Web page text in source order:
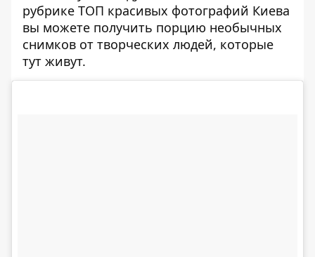
рубрике ТОП красивых фотографий Киева
вы можете получить порцию необычных
снимков от творческих людей, которые
тут живут.